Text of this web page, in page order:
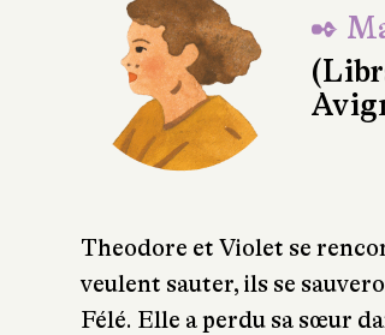
✒
Theodore et Violet se
veulent sauter, ils se
Félé. Elle a perdu sa sœur